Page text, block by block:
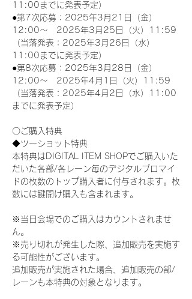
11:00までに発表予定）
●第7次応募：2025年3月21日（金）
12:00～　2025年3月25日（火）11:59
（当落発表：2025年3月26日（水）
11:00までに発表予定）
●第8次応募：2025年3月28日（金）
12:00～　2025年4月1日（火）11:59
（当落発表：2025年4月2日（水）11:00
までに発表予定）
〇ご購入特典
◆ツーショット特典
本特典はDIGITAL ITEM SHOPでご購入いた
だいた各部/各レーン毎のデジタルブロマイ
ドの枚数のトップ購入者に付与されます。枚
数には鍵開け購入も含まれます。
※当日会場でのご購入はカウントされませ
ん。
※売り切れが発生した際、追加販売を実施す
る可能性がございます。
追加販売が実施された場合、追加販売の部/
レーンも本特典の対象となります。